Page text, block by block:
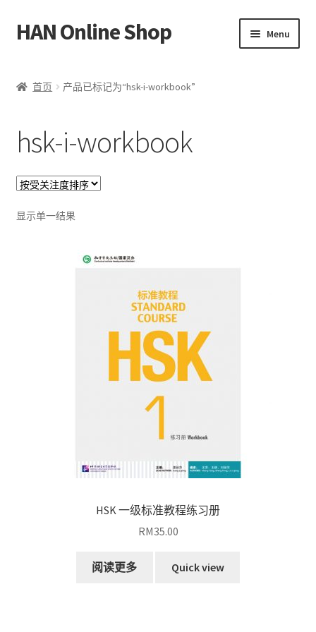
Skip
to
Skip
to
HAN Online Shop Menu
我的账户
中文
Bahasa Melayu
首页 产品已标记为“hsk-i-workbook”
hsk-i-workbook
显示单一结果
HSK 一级标准教程练习册
RM35.00
阅读更多 Quick view